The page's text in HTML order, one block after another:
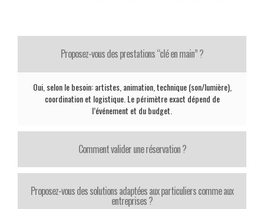
Proposez-vous des prestations “clé en main” ?
Oui, selon le besoin: artistes, animation, technique (son/lumière),
coordination et logistique. Le périmètre exact dépend de
l’événement et du budget.
Comment valider une réservation ?
Proposez-vous des solutions adaptées aux particuliers comme aux
entreprises ?